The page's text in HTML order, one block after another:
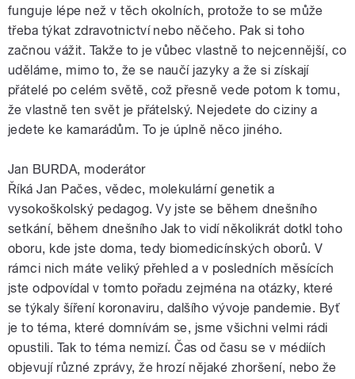
funguje lépe než v těch okolních, protože to se může
třeba týkat zdravotnictví nebo něčeho. Pak si toho
začnou vážit. Takže to je vůbec vlastně to nejcennější, co
uděláme, mimo to, že se naučí jazyky a že si získají
přátelé po celém světě, což přesně vede potom k tomu,
že vlastně ten svět je přátelský. Nejedete do ciziny a
jedete ke kamarádům. To je úplně něco jiného.
Jan BURDA, moderátor
Říká Jan Pačes, vědec, molekulární genetik a
vysokoškolský pedagog. Vy jste se během dnešního
setkání, během dnešního Jak to vidí několikrát dotkl toho
oboru, kde jste doma, tedy biomedicínských oborů. V
rámci nich máte veliký přehled a v posledních měsících
jste odpovídal v tomto pořadu zejména na otázky, které
se týkaly šíření koronaviru, dalšího vývoje pandemie. Byť
je to téma, které domnívám se, jsme všichni velmi rádi
opustili. Tak to téma nemizí. Čas od času se v médiích
objevují různé zprávy, že hrozí nějaké zhoršení, nebo že